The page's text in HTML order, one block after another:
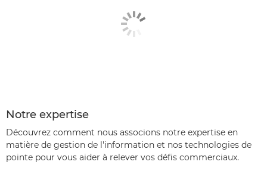
Notre expertise
Découvrez comment nous associons notre expertise en
matière de gestion de l'information et nos technologies de
pointe pour vous aider à relever vos défis commerciaux.